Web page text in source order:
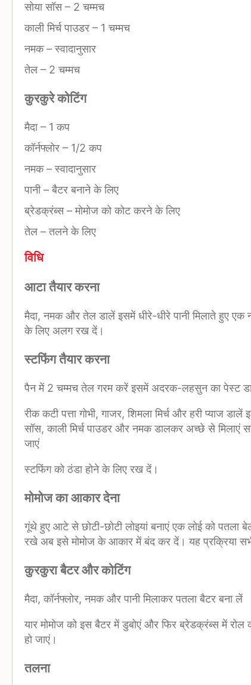
सोया सॉस– 2 चम्मच
काली मिर्च पाउडर – 1 चम्मच
नमक–स्वादानुसार
तेल – 2 चम्मच
कुरकुरे कोटिंग
मैदा– 1 कप
कॉर्नफ्लोर – 1/2 कप
नमक–स्वादानुसार
पानी–बैटर बनाने के लिए
ब्रेडक्रंब्स–मोमोज को कोट करने के लिए
तेल –तलने के लिए
विधि
आटा तैयार करना
मैदा, नमक और तेल डालें इसमें धीरे-धीरे पानी मिलाते हुए
के लिए अलग रख दें।
स्टफिंग तैयार करना
पैन में 2 चम्मच तेल गरम करें इसमें अदरक-लहसुन का पेस्ट
रीक कटी पत्ता गोभी, गाजर, शिमला मिर्च और हरी प्याज
सॉस, काली मिर्च पाउडर और नमक डालकर अच्छे से मिलाएं
जाएं
स्टफिंग को ठंडा होने के लिए रख दें।
मोमोज का आकार देना
गूंथे हुए आटे से छोटी-छोटी लोइयां बनाएं एक लोई को
रखे अब इसे मोमोज के आकार में बंद कर दें। यह प्रक्रिया सभी
कुरकुरा बैटर और कोटिंग
मैदा, कॉर्नफ्लोर, नमक और पानी मिलाकर पतला बैटर बना लें
यार मोमोज को इस बैटर में डुबोएं और फिर ब्रेडक्रंब्स में
हो जाएं।
तलना